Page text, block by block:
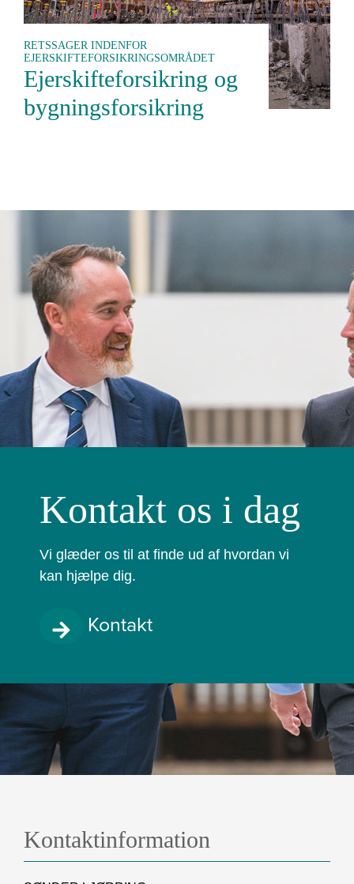
RETSSAGER INDENFOR
EJERSKIFTEFORSIKRINGSOMRÅDET
Ejerskifteforsikring og
bygningsforsikring
Kontakt os i dag
Vi glæder os til at finde ud af hvordan vi
kan hjælpe dig.
Kontakt
Kontaktinformation